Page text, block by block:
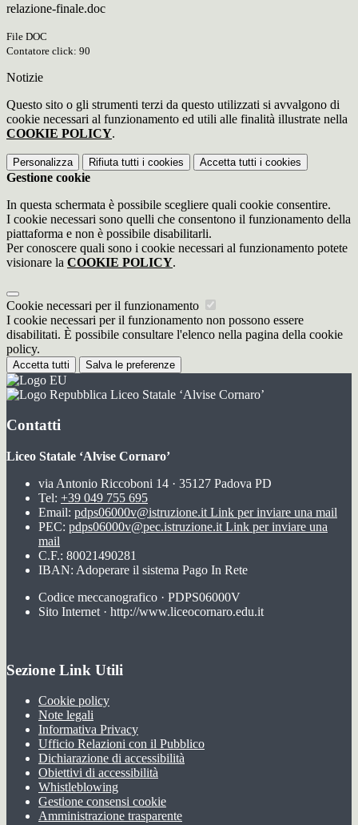
relazione-finale.doc
File DOC
Contatore click: 90
Notizie
Questo sito o gli strumenti terzi da questo utilizzati si avvalgono di
cookie necessari al funzionamento ed utili alle finalità illustrate nella
COOKIE POLICY.
Personalizza Rifiuta tutti i cookies Accetta tutti i cookies
Gestione cookie
In questa schermata è possibile scegliere quali cookie consentire.
I cookie necessari sono quelli che consentono il funzionamento della
piattaforma e non è possibile disabilitarli.
Per conoscere quali sono i cookie necessari al funzionamento potete
visionare la COOKIE POLICY.
Cookie necessari per il funzionamento
I cookie necessari per il funzionamento non possono essere
disabilitati. È possibile consultare l'elenco nella pagina della cookie
policy.
Accetta tutti Salva le preferenze
Liceo Statale ‘Alvise Cornaro’
Contatti
Liceo Statale ‘Alvise Cornaro’
via Antonio Riccoboni 14 · 35127 Padova PD
Tel: +39 049 755 695
Email: pdps06000v@istruzione.it Link per inviare una mail
PEC: pdps06000v@pec.istruzione.it Link per inviare una
mail
C.F.: 80021490281
IBAN: Adoperare il sistema Pago In Rete
Codice meccanografico · PDPS06000V
Sito Internet · http://www.liceocornaro.edu.it
Sezione Link Utili
Cookie policy
Note legali
Informativa Privacy
Ufficio Relazioni con il Pubblico
Dichiarazione di accessibilità
Obiettivi di accessibilità
Whistleblowing
Gestione consensi cookie
Amministrazione trasparente